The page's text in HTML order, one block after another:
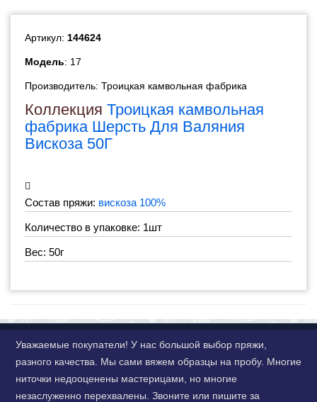
Артикул: 144624
Модель: 17
Производитель: Троицкая камвольная фабрика
Коллекция Троицкая камвольная
фабрика Шерсть Для Валяния
Вискоза 50Г
Состав пряжи: вискоза 100%
Количество в упаковке: 1шт
Вес: 50г
Уважаемые покупатели! У нас большой выбор пряжи,
разного качества. Мы сами вяжем образцы на пробу. Многие
ниточки недооценены мастерицами, но многие
незаслуженно перехвалены. Звоните или пишите за